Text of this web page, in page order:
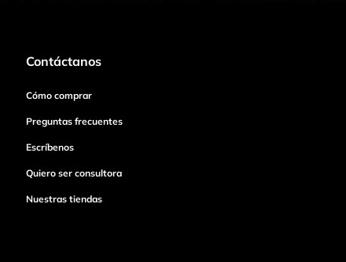
Contáctanos
Cómo comprar
Preguntas frecuentes
Escríbenos
Quiero ser consultora
Nuestras tiendas